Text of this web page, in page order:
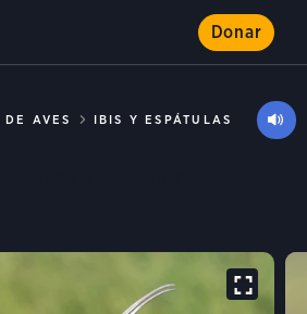
Donar
AVES IBIS Y ESPÁTULAS